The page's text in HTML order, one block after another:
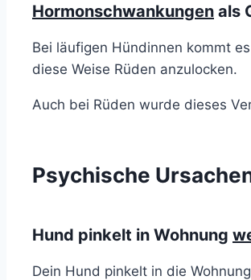
Hormonschwankungen als
Bei läufigen Hündinnen kommt
diese Weise Rüden anzulocken.
Auch bei Rüden wurde dieses
Psychische
Hund pinkelt in Wohnung
Dein Hund pinkelt in die